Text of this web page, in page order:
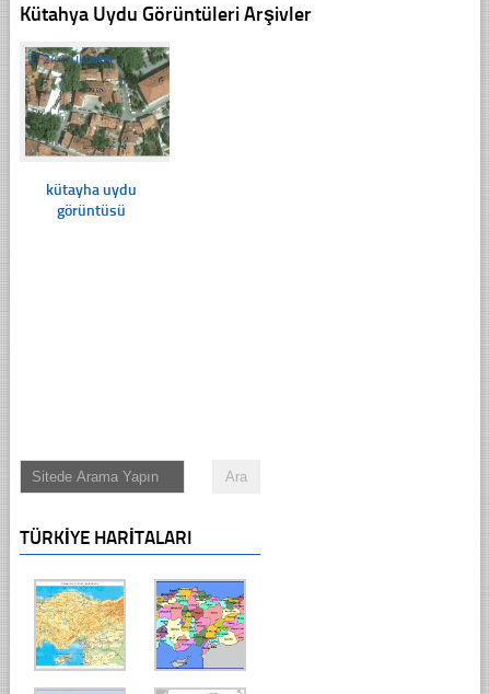
Kütahya Uydu Görüntüleri Arşivler
☐241 Tıklama
kütayha uydu
görüntüsü
TÜRKIYE HARITALARI